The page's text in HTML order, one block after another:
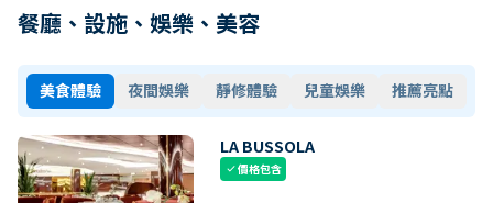
餐廳、設施、娛樂、美容
美食體驗 夜間娛樂 靜修體驗 兒童娛樂 推薦亮點
LA BUSSOLA
check價格包含